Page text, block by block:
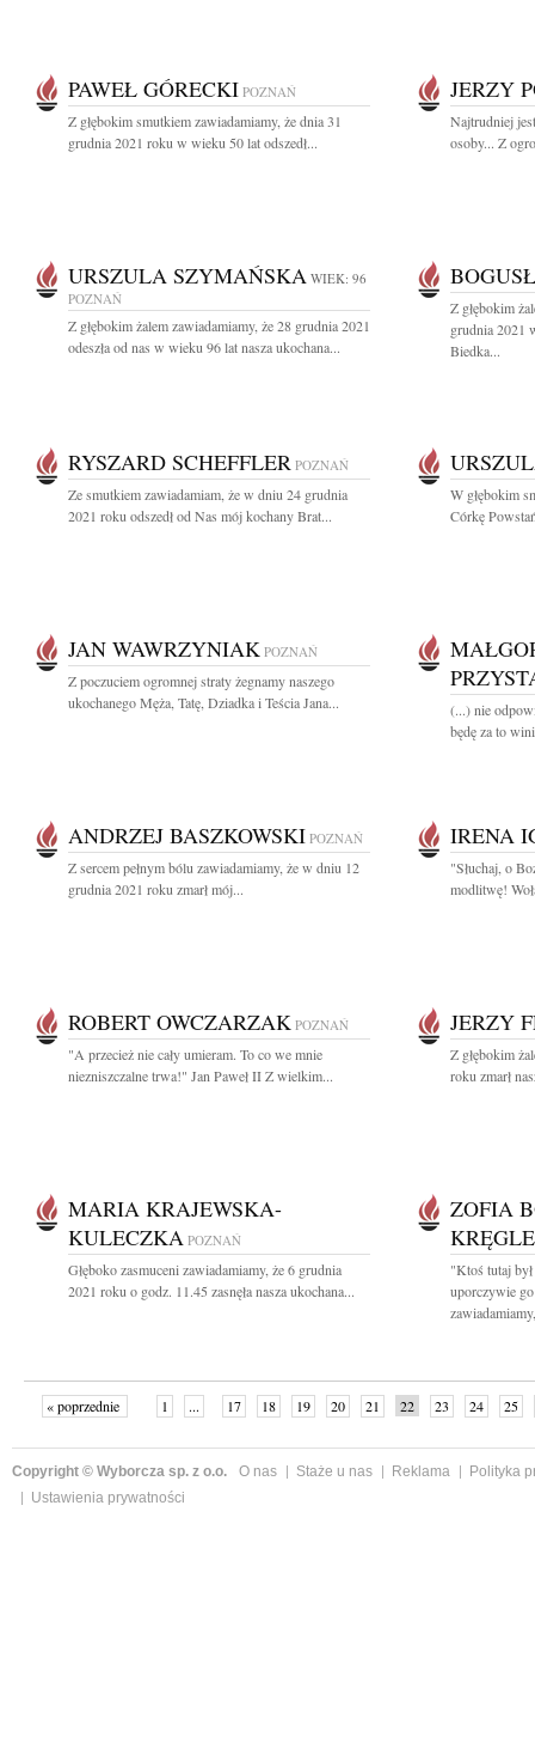
PAWEŁ GÓRECKI POZNAŃ
Z głębokim smutkiem zawiadamiamy, że dnia 31
grudnia 2021 roku w wieku 50 lat odszedł...
JERZY
Najtrudniej
osoby... Z
URSZULA SZYMAŃSKA WIEK: 96
POZNAŃ
Z głębokim żalem zawiadamiamy, że 28 grudnia 2021
odeszła od nas w wieku 96 lat nasza ukochana...
Z głębokim
grudnia 2021
Biedka...
RYSZARD SCHEFFLER POZNAŃ
Ze smutkiem zawiadamiam, że w dniu 24 grudnia
2021 roku odszedł od Nas mój kochany Brat...
W głębokim
Córkę
JAN WAWRZYNIAK POZNAŃ
Z poczuciem ogromnej straty żegnamy naszego
ukochanego Męża, Tatę, Dziadka i Teścia Jana...
(...) nie
będę za to
ANDRZEJ BASZKOWSKI POZNAŃ
Z sercem pełnym bólu zawiadamiamy, że w dniu 12
grudnia 2021 roku zmarł mój...
IRENA
"Słuchaj, o
modlitwę!
ROBERT OWCZARZAK POZNAŃ
"A przecież nie cały umieram. To co we mnie
niezniszczalne trwa!" Jan Paweł II Z wielkim...
JERZY
Z głębokim
roku zmarł
MARIA KRAJEWSKA-
KULECZKA POZNAŃ
Głęboko zasmuceni zawiadamiamy, że 6 grudnia
2021 roku o godz. 11.45 zasnęła nasza ukochana...
ZOFIA
"Ktoś tutaj
uporczywie
« poprzednie 1 ... 17 18 19 20 21 22 23 24
25
Copyright © Wyborcza sp. z o.o. O nas Staże u nas Reklama
Polityka
Ustawienia prywatności